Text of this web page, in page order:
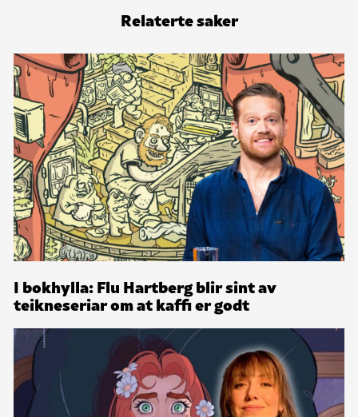
Relaterte saker
I bokhylla: Flu Hartberg blir sint av
teikneseriar om at kaffi er godt